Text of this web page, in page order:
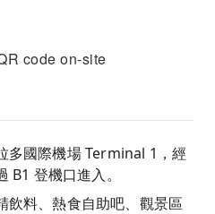
code on-site
多國際機場 Terminal 1，經
B1 登機口進入。
飲料、熱食自助吧、觀景區